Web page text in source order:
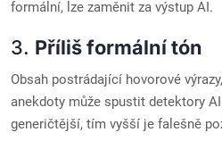
formální, lze zaměnit za výstup AI.
3. Příliš formální tón
Obsah postrádající hovorové
anekdoty může spustit detektory
generičtější, tím vyšší je falešně